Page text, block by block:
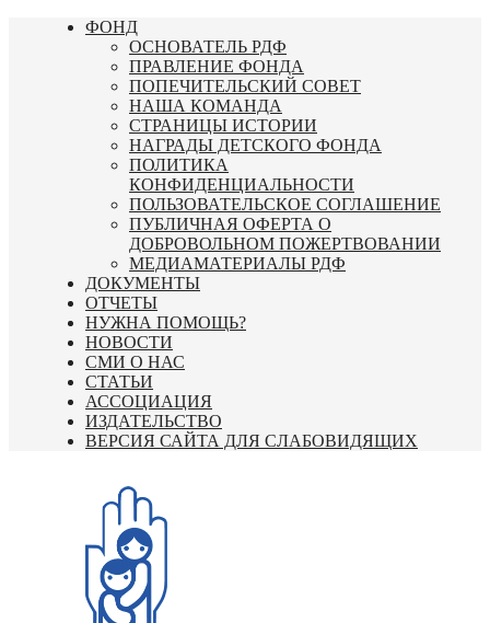
Перейти
ФОНД
ОСНОВАТЕЛЬ РДФ
ПРАВЛЕНИЕ ФОНДА
ПОПЕЧИТЕЛЬСКИЙ СОВЕТ
НАША КОМАНДА
СТРАНИЦЫ ИСТОРИИ
НАГРАДЫ ДЕТСКОГО ФОНДА
ПОЛИТИКА
КОНФИДЕНЦИАЛЬНОСТИ
ПОЛЬЗОВАТЕЛЬСКОЕ СОГЛАШЕНИЕ
ПУБЛИЧНАЯ ОФЕРТА О
ДОБРОВОЛЬНОМ ПОЖЕРТВОВАНИИ
МЕДИАМАТЕРИАЛЫ РДФ
ДОКУМЕНТЫ
ОТЧЕТЫ
НУЖНА ПОМОЩЬ?
НОВОСТИ
СМИ О НАС
СТАТЬИ
АССОЦИАЦИЯ
ИЗДАТЕЛЬСТВО
ВЕРСИЯ САЙТА ДЛЯ СЛАБОВИДЯЩИХ